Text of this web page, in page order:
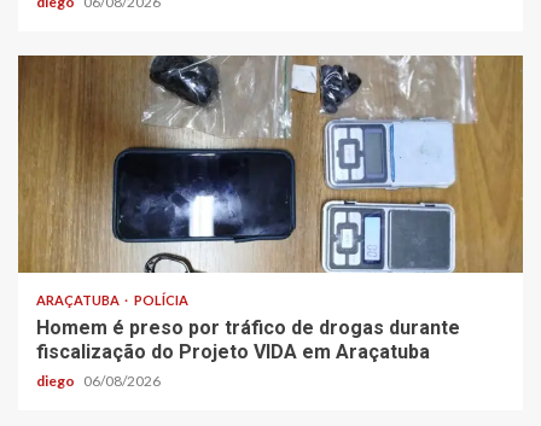
ARAÇATUBA POLÍCIA
Homem é preso por tráfico de drogas durante
fiscalização do Projeto VIDA em Araçatuba
diego 06/08/2026